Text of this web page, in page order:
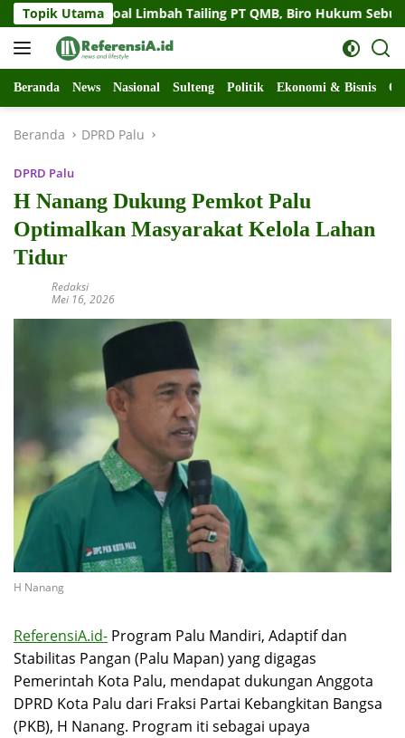
Langsung
ke
konten
Topik Utama
Soal Limbah Tailing PT QMB, Biro Hukum Sebut Pemprov
Beranda News Nasional Sulteng Politik Ekonomi & Bisnis
Beranda DPRD Palu
DPRD Palu
H Nanang Dukung Pemkot Palu
Optimalkan Masyarakat Kelola Lahan
Tidur
Redaksi
Mei 16, 2026
H Nanang
ReferensiA.id- Program Palu Mandiri, Adaptif dan
Stabilitas Pangan (Palu Mapan) yang digagas
Pemerintah Kota Palu, mendapat dukungan Anggota
DPRD Kota Palu dari Fraksi Partai Kebangkitan Bangsa
(PKB), H Nanang. Program iti sebagai upaya